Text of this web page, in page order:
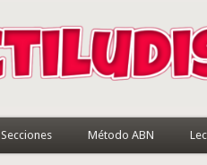
Secciones Método ABN